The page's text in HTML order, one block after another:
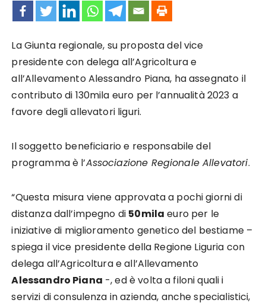
La Giunta regionale, su proposta del vice
presidente con delega all’Agricoltura e
all’Allevamento Alessandro Piana, ha assegnato il
contributo di 130mila euro per l’annualità 2023 a
favore degli allevatori liguri.
Il soggetto beneficiario e responsabile del
programma è l’Associazione Regionale Allevatori.
“Questa misura viene approvata a pochi giorni di
distanza dall’impegno di 50mila euro per le
iniziative di miglioramento genetico del bestiame –
spiega il vice presidente della Regione Liguria con
delega all’Agricoltura e all’Allevamento
Alessandro Piana -, ed è volta a filoni quali i
servizi di consulenza in azienda, anche specialistici,